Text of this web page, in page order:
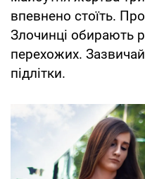
впевнено стоїть.
Злочинці обирають
перехожих.
підлітки.